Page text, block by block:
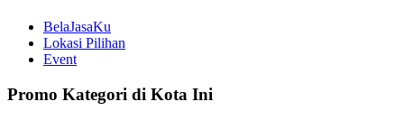
BelaJasaKu
Lokasi Pilihan
Event
Promo Kategori di Kota Ini